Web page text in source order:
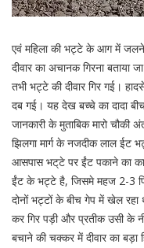
एवं महिला की भट्टे के आग में
दीवार का अचानक गिरना
तभी भट्टे की दीवार गिर गई।
दब गई। यह देख बच्चे का दादा
जानकारी के मुताबिक मारो चौकी
झिलगा मार्ग के नजदीक लाल
आसपास भट्‌टे पर ईंट पकाने का
ईंट के भट्टे है, जिसमे महज 2-3
दोनों भट्टों के बीच गेप में खेल
कर गिर पड़ी और प्रतीक उसी के
बचाने की चक्कर में दीवार का बड़ा